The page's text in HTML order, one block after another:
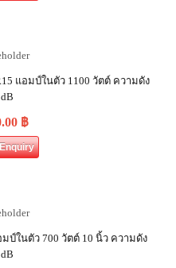
แอมป์ในตัว 1100 วัตต์ ความดัง
฿
ป์ในตัว 700 วัตต์ 10 นิ้ว ความดัง